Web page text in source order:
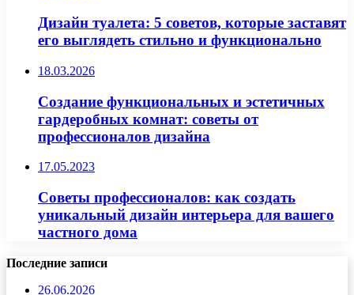
Дизайн туалета: 5 советов, которые заставят
его выглядеть стильно и функционально
18.03.2026
Создание функциональных и эстетичных
гардеробных комнат: советы от
профессионалов дизайна
17.05.2023
Советы профессионалов: как создать
уникальный дизайн интерьера для вашего
частного дома
Последние записи
26.06.2026